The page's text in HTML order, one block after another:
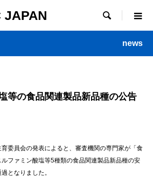
JAPAN 
news
等の食品関連製品新品種の公告
委員会の発表によると、審査機関の専門家が「食
ファミン酸塩等5種類の食品関連製品新品種の安
となりました。